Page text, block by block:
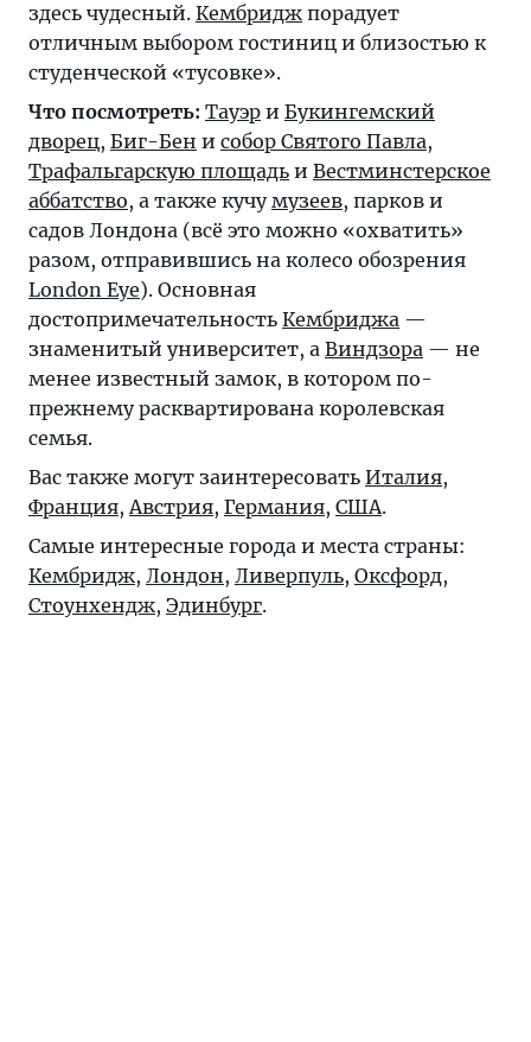
здесь чудесный. Кембридж порадует
отличным выбором гостиниц и близостью к
студенческой «тусовке».
Что посмотреть: Тауэр и Букингемский
дворец, Биг-Бен и собор Святого Павла,
Трафальгарскую площадь и Вестминстерское
аббатство, а также кучумузеев, парков и
садов Лондона (всё это можно «охватить»
разом, отправившись на колесо обозрения
London Eye). Основная
достопримечательность Кембриджа —
знаменитый университет, а Виндзора — не
менее известный замок, в котором по-
прежнему расквартирована королевская
семья.
Вас также могут заинтересовать Италия,
Франция,Австрия, Германия, США.
Самые интересные города и места страны:
Кембридж, Лондон, Ливерпуль, Оксфорд,
Стоунхендж, Эдинбург.